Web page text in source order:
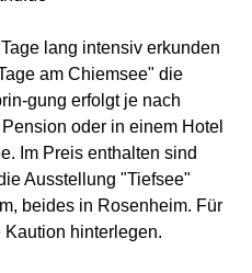
lang intensiv erkunden
am Chiemsee" die
gung erfolgt je nach
oder in einem Hotel
Im Preis enthalten sind
Ausstellung "Tiefsee"
beides in Rosenheim. Für
Kaution hinterlegen.